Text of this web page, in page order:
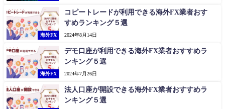
海外FX
コピートレードが利用できる海外FX業者おす
すめランキング５選
2024年8月14日
海外FX
デモ口座が利用できる海外FX業者おすすめラ
ンキング５選
2024年7月26日
法人口座が開設できる海外FX業者おすすめラ
ンキング５選